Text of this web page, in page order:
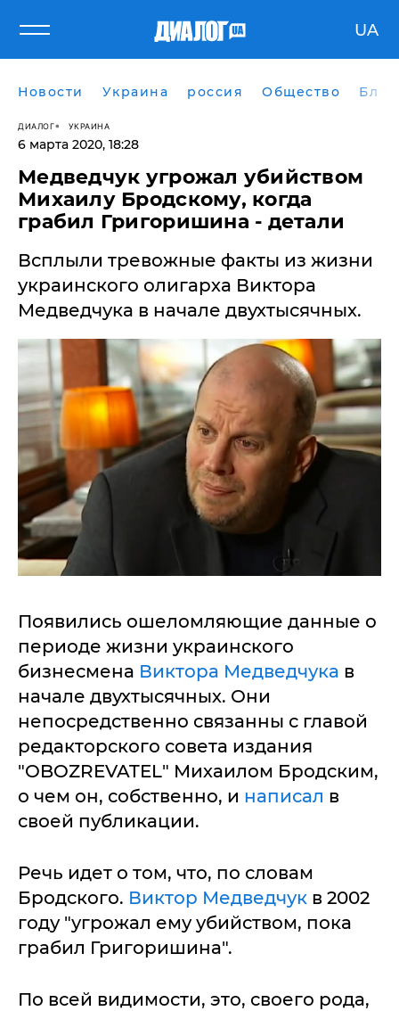
UA
Новости Украина россия Общество
ДИАЛОГ УКРАИНА
6 марта 2020, 18:28
Медведчук угрожал убийством
Михаилу Бродскому, когда
грабил Григоришина - детали
Всплыли тревожные факты из жизни
украинского олигарха Виктора
Медведчука в начале двухтысячных.
Появились ошеломляющие данные о
периоде жизни украинского
бизнесмена Виктора Медведчука в
начале двухтысячных. Они
непосредственно связанны с главой
редакторского совета издания
"OBOZREVATEL" Михаилом Бродским,
о чем он, собственно, и написал в
своей публикации.
Речь идет о том, что, по словам
Бродского. Виктор Медведчук в 2002
году "угрожал ему убийством, пока
грабил Григоришина".
По всей видимости, это, своего рода,